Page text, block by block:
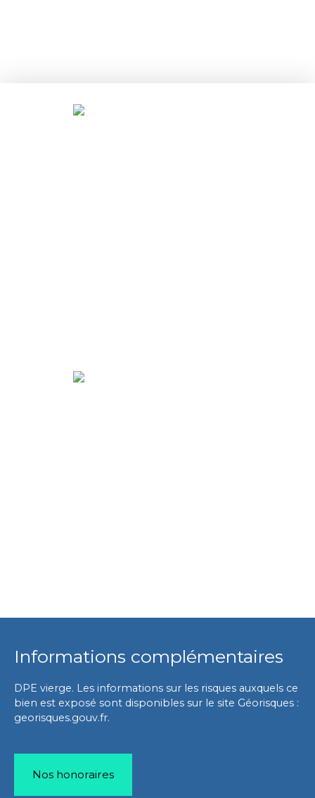
Informations complémentaires
DPE vierge. Les informations sur les risques auxquels ce
bien est exposé sont disponibles sur le site Géorisques :
georisques.gouv.fr.
Nos honoraires